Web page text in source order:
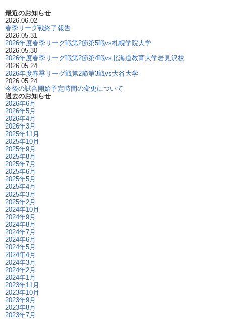
最近のお知らせ
2026.06.02
春季リーグ戦終了報告
2026.05.31
2026年度春季リーグ戦第2節第5戦vs札幌学院大学
2026.05.30
2026年度春季リーグ戦第2節第4戦vs北海道教育大学岩見沢校
2026.05.24
2026年度春季リーグ戦第2節第3戦vs大谷大学
2026.05.24
今後の試合開始予定時間の変更について
過去のお知らせ
2026年6月
2026年5月
2026年4月
2026年3月
2025年11月
2025年10月
2025年9月
2025年8月
2025年7月
2025年6月
2025年5月
2025年4月
2025年3月
2025年2月
2024年10月
2024年9月
2024年8月
2024年7月
2024年6月
2024年5月
2024年4月
2024年3月
2024年2月
2024年1月
2023年11月
2023年10月
2023年9月
2023年8月
2023年7月